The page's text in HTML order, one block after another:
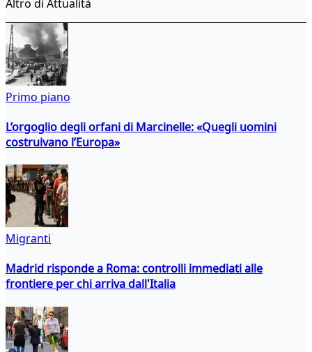
Altro di Attualità
Primo piano
L’orgoglio degli orfani di Marcinelle: «Quegli uomini
costruivano l’Europa»
Migranti
Madrid risponde a Roma: controlli immediati alle
frontiere per chi arriva dall'Italia